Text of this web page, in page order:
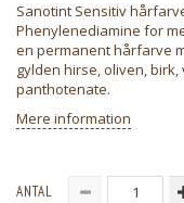
Sanotint Sensitiv
Phenylenediamine for
en permanent hårfarve
gylden hirse, oliven,
panthotenate.
Mere information
ANTAL